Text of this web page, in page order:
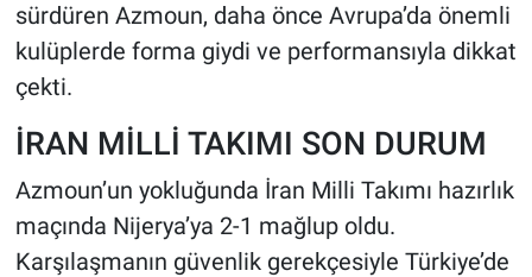
sürdüren Azmoun, daha önce Avrupa’da önemli
kulüplerde forma giydi ve performansıyla dikkat
çekti.
İRAN MİLLİ TAKIMI SON DURUM
Azmoun’un yokluğunda İran Milli Takımı hazırlık
maçında Nijerya’ya 2-1 mağlup oldu.
Karşılaşmanın güvenlik gerekçesiyle Türkiye’de